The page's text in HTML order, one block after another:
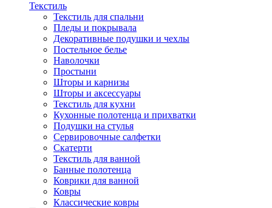
Текстиль
Текстиль для спальни
Пледы и покрывала
Декоративные подушки и чехлы
Постельное белье
Наволочки
Простыни
Шторы и карнизы
Шторы и аксессуары
Текстиль для кухни
Кухонные полотенца и прихватки
Подушки на стулья
Сервировочные салфетки
Скатерти
Текстиль для ванной
Банные полотенца
Коврики для ванной
Ковры
Классические ковры